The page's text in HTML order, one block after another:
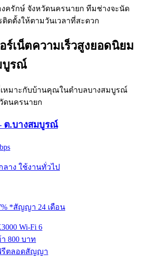
ครักษ์ จังหวัดนครนายก ทีมช่างจะนัด
ดตั้งให้ตามวันเวลาที่สะดวก
ร์เน็ตความเร็วสูงยอดนิยม
บูรณ์
เหมาะกับบ้านคุณในตำบลบางสมบูรณ์
ดนครนายก
ต.บางสมบูรณ์
ลาง ใช้งานทั่วไป
*สัญญา 24 เดือน
Wi-Fi 6
800 บาท
ตลอดสัญญา